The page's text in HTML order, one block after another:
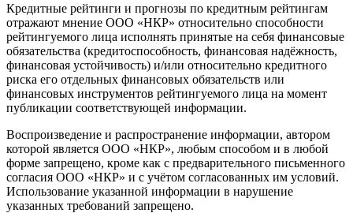
Кредитные рейтинги и прогнозы по кредитным рейтингам
отражают мнение ООО «НКР» относительно способности
рейтингуемого лица исполнять принятые на себя финансовые
обязательства (кредитоспособность, финансовая надёжность,
финансовая устойчивость) и/или относительно кредитного
риска его отдельных финансовых обязательств или
финансовых инструментов рейтингуемого лица на момент
публикации соответствующей информации.
Воспроизведение и распространение информации, автором
которой является ООО «НКР», любым способом и в любой
форме запрещено, кроме как с предварительного письменного
согласия ООО «НКР» и с учётом согласованных им условий.
Использование указанной информации в нарушение
указанных требований запрещено.